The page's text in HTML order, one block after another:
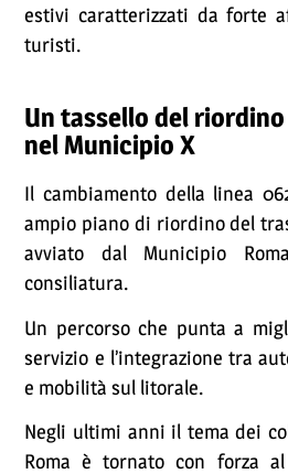
estivi caratterizzati da forte
turisti.
Un tassello del
nel Municipio X
Il cambiamento della linea
ampio piano di riordino del
avviato dal Municipio
consiliatura.
Un percorso che punta a
servizio e l’integrazione tra
e mobilità sul litorale.
Negli ultimi anni il tema dei
Roma è tornato con forza